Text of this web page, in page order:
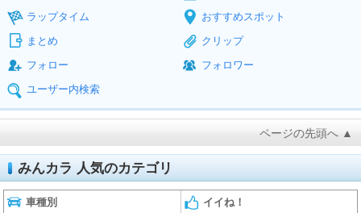
ラップタイム
おすすめスポット
まとめ
クリップ
フォロー
フォロワー
ユーザー内検索
ページの先頭へ ▲
みんカラ 人気のカテゴリ
車種別 イイね！